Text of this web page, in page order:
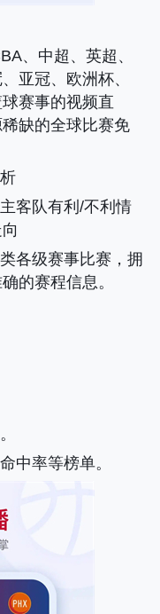
、中超、英超、
亚冠、欧洲杯、
赛事的视频直
缺的全球比赛免
客队有利/不利情
各级赛事比赛，拥
的赛程信息。
中率等榜单。